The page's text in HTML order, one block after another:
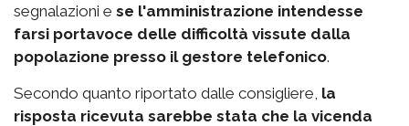
segnalazioni e se l'amministrazione intendesse
farsi portavoce delle difficoltà vissute dalla
popolazione presso il gestore telefonico.
Secondo quanto riportato dalle consigliere, la
risposta ricevuta sarebbe stata che la vicenda